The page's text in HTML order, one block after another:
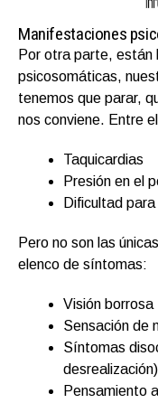
Manifestaciones
Por otra parte, están
psicosomáticas,
tenemos que parar,
nos conviene. Entre
Taquicardias
Presión en el
Dificultad
Pero no son las
elenco de síntomas:
Visión borrosa
Sensación de
Síntomas
desrealización)
Pensamiento